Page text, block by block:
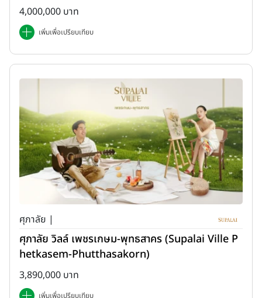
4,000,000 บาท
เพิ่มเพื่อเปรียบเทียบ
ศุภาลัย |
ศุภาลัย วิลล์ เพชรเกษม-พุทธสาคร (Supalai Ville P
hetkasem-Phutthasakorn)
3,890,000 บาท